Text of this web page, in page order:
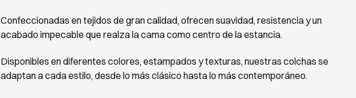
Confeccionadas en tejidos de gran calidad, ofrecen suavidad, resistencia y un
acabado impecable que realza la cama como centro de la estancia.
Disponibles en diferentes colores, estampados y texturas, nuestras colchas se
adaptan a cada estilo, desde lo más clásico hasta lo más contemporáneo.